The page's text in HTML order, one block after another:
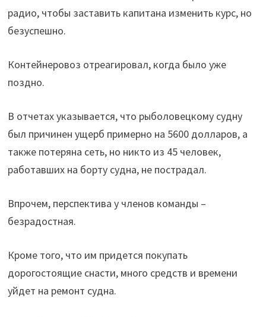
радио, чтобы заставить капитана изменить курс, но
безуспешно.
Контейнеровоз отреагировал, когда было уже
поздно.
В отчетах указывается, что рыболовецкому судну
был причинен ущерб примерно на 5600 долларов, а
также потеряна сеть, но никто из 45 человек,
работавших на борту судна, не пострадал.
Впрочем, перспектива у членов команды –
безрадостная.
Кроме того, что им придется покупать
дорогостоящие снасти, много средств и времени
уйдет на ремонт судна.